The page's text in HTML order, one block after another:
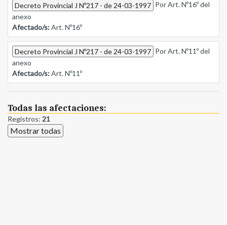
Decreto Provincial J Nº217 - de 24-03-1997 Por Art. Nº16º del
anexo
Afectado/s:Art. Nº16º
Decreto Provincial J Nº217 - de 24-03-1997 Por Art. Nº11º del
anexo
Afectado/s:Art. Nº11º
Todas las afectaciones:
Registros: 21
Mostrar todas